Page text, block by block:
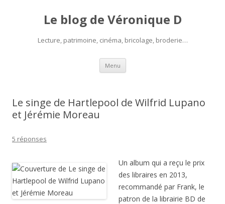
Le blog de Véronique D
Lecture, patrimoine, cinéma, bricolage, broderie…
Menu Aller
contenu
Le singe de Hartlepool de Wilfrid Lupano
et Jérémie Moreau
5 réponses
Un album qui a reçu le prix
des libraires en 2013,
recommandé par Frank, le
patron de la librairie BD de